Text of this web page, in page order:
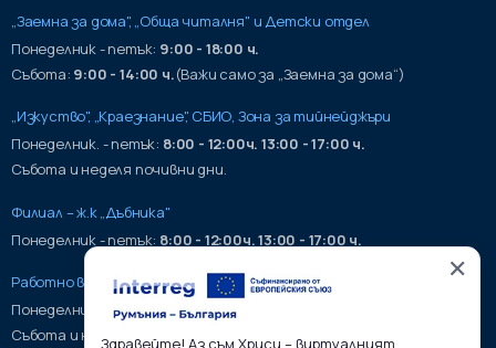
„Заемна за дома", „Обща читалня" и Детски отдел
Понеделник - петък: 9:00 - 18:00 ч.
Събота: 9:00 - 14:00 ч.(Важи само за „Заемна за дома“)
„Изкуство", „Краезнание", СБИО, Зона за тийнейджъри
Понеделник. - петък: 8:00 - 12:00ч. 13:00 - 17:00 ч.
Събота и неделя почивни дни.
Филиал – ж.к „Дъбника"
Понеделник - петък: 8:00 - 12:00ч. 13:00 - 17:00 ч.
Работно време на хранилища:
Понеделник - петък:9:00 - 17:00ч.
Събота и неделя почивни дни.
✕
Здравейте! Аз съм Хриси – виртуалният